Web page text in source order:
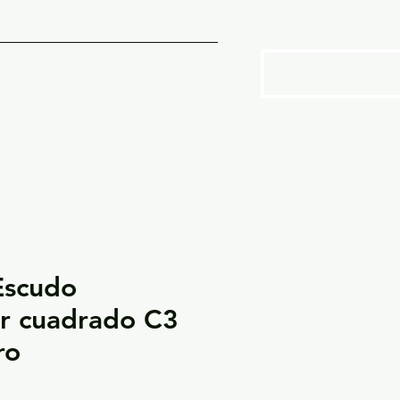
cuadrado C3